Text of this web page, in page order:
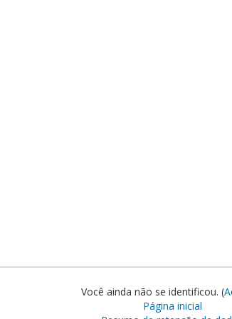
Você ainda não se identificou. (
Página inicial